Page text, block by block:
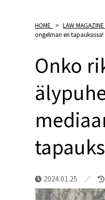
HOME > LAW MAGAZINE
ongelman eri tapauksissa!
Onko
2024.01.25